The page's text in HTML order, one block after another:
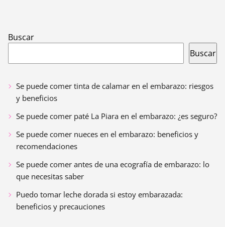
Buscar
Buscar
Se puede comer tinta de calamar en el embarazo: riesgos
y beneficios
Se puede comer paté La Piara en el embarazo: ¿es seguro?
Se puede comer nueces en el embarazo: beneficios y
recomendaciones
Se puede comer antes de una ecografía de embarazo: lo
que necesitas saber
Puedo tomar leche dorada si estoy embarazada:
beneficios y precauciones